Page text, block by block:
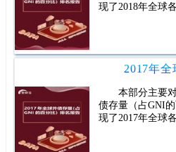
现了2018年全球
本部分主要
债存量（占GNI
现了2017年全球